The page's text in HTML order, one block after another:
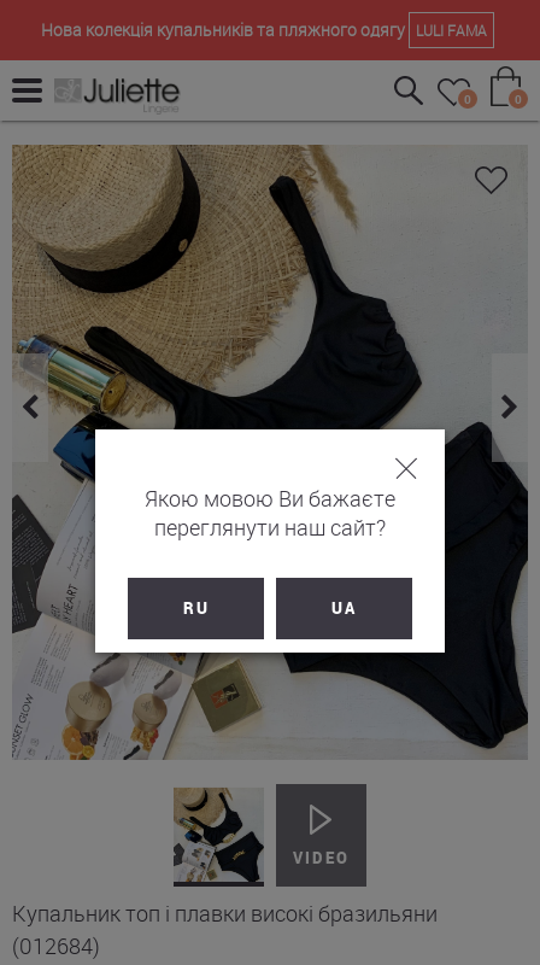
Нова колекція купальників та пляжного одягу LULI FAMA
0 0
Купальник топ і плавки високі бразильяни
(012684)
Якою мовою Ви бажаєте
переглянути наш сайт?
RU UA